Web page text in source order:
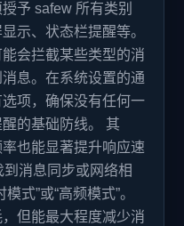
予 safew 所有类别
示、状态栏提醒等。
会拦截某些类型的消
息。在系统设置的通
项，确保没有任何一
的基础防线。 其
也能显著提升响应速
消息同步或网络相
式”或“高频模式”。
但能最大程度减少消